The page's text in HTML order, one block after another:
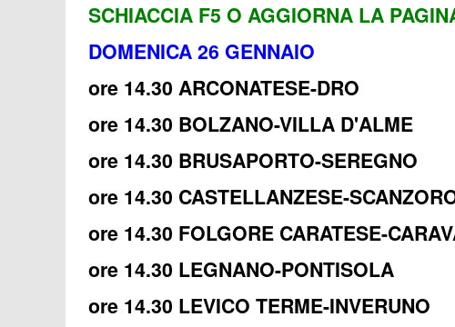
SCHIACCIA F5 O AGGIORNA LA
DOMENICA 26 GENNAIO
ore 14.30 ARCONATESE-DRO
ore 14.30 BOLZANO-VILLA D'ALME
ore 14.30 BRUSAPORTO-SEREGNO
ore 14.30 CASTELLANZESE-
ore 14.30 FOLGORE CARATESE-
ore 14.30 LEGNANO-PONTISOLA
ore 14.30 LEVICO TERME-INVERUNO